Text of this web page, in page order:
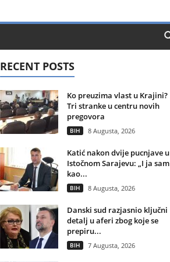
RECENT POSTS
Ko preuzima vlast u Krajini?
Tri stranke u centru novih
pregovora
BIH 8 Augusta, 2026
Katić nakon dvije pucnjave u
Istočnom Sarajevu: „I ja sam
kao...
BIH 8 Augusta, 2026
Danski sud razjasnio ključni
detalj u aferi zbog koje se
prepiru...
BIH 7 Augusta, 2026